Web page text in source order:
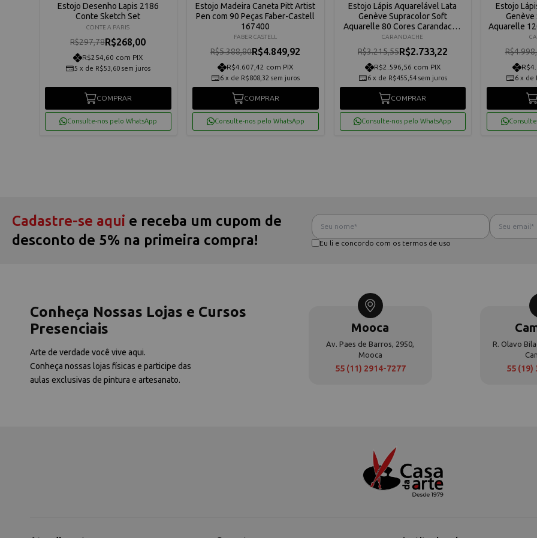
Estojo Desenho Lapis 2186
Conte Sketch Set
CONTE A PARIS
R$297,78R$268,00
R$254,60 com PIX
5 x de R$53,60 sem juros
COMPRAR
Consulte-nos pelo WhatsApp
Estojo Madeira Caneta Pitt Artist
Pen com 90 Peças Faber-Castell
167400
FABER CASTELL
R$5.388,80R$4.849,92
R$4.607,42 com PIX
6 x de R$808,32 sem juros
COMPRAR
Consulte-nos pelo WhatsApp
Estojo Lápis Aquarelável Lata
Genève Supracolor Soft
Aquarelle 80 Cores Carandache
3888380
CARANDACHE
R$3.215,55R$2.733,22
R$2.596,56 com PIX
6 x de R$455,54 sem juros
COMPRAR
Consulte-nos pelo WhatsApp
Estojo
Genève
Aquarelle
6 x de
Cadastre-se aqui e receba um cupom de
desconto de 5% na primeira compra!
Eu li e concordo com os termos de uso
Conheça Nossas Lojas e Cursos
Presenciais
Arte de verdade você vive aqui.
Conheça nossas lojas físicas e participe das
aulas exclusivas de pintura e artesanato.
Mooca
Av. Paes de Barros, 2950,
Mooca
55 (11) 2914-7277
R. Olavo
55 (19)